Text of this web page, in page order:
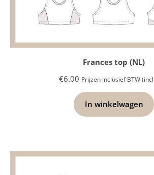
Frances top (NL)
€6.00 Prijzen inclusief BTW
In winkelwagen